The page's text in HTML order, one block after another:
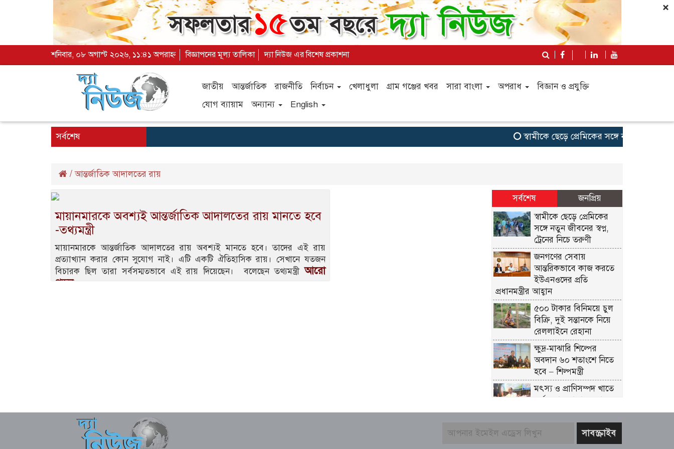
×
শনিবার, ০৮ অগাস্ট ২০২৬, ১১:৪১ অপরাহ্ন বিজ্ঞাপনের মূল্য তালিকা দ্যা নিউজ এর বিশেষ প্রকাশনা
জাতীয় আন্তর্জাতিক রাজনীতি নির্বাচন খেলাধুলা গ্রাম গঞ্জের খবর সারা বাংলা অপরাধ
বিজ্ঞান ও প্রযুক্তি
যোগ ব্যায়াম
অন্যান্য English
সর্বশেষ স্বামীকে ছেড়ে প্রেমিকের সঙ্গে নতুন জীবনের
/আন্তর্জাতিক আদালতের রায়
মায়ানমারকে অবশ্যই আন্তর্জাতিক আদালতের রায় মানতে হবে
-তথ্যমন্ত্রী
মায়ানমারকে আন্তর্জাতিক আদালতের রায় অবশ্যই মানতে হবে। তাদের এই রায়
প্রত্যাখ্যান করার কোন সুযোগ নাই। এটি একটি ঐতিহাসিক রায়। সেখানে যতজন
বিচারক ছিল তারা সর্বসম্মতভাবে এই রায় দিয়েছেন। বলেছেন তথ্যমন্ত্রীআরো
পড়ুন..
সর্বশেষ
জনপ্রিয়
স্বামীকে ছেড়ে প্রেমিকের
সঙ্গে নতুন জীবনের স্বপ্ন,
ট্রেনের নিচে তরুণী
জনগণের সেবায়
আন্তরিকভাবে কাজ করতে
ইউএনওদের প্রতি
প্রধানমন্ত্রীর আহ্বান
৫০০ টাকার বিনিময়ে চুল
বিক্রি, দুই সন্তানকে নিয়ে
রেললাইনে রেহানা
ক্ষুদ্র-মাঝারি শিল্পের
অবদান ৬০ শতাংশে নিতে
হবে – শিল্পমন্ত্রী
মৎস্য ও প্রাণিসম্পদ খাতে
কর্মসংস্থান বাড়াতে কাজ
করছে সরকার – প্রতিমন্ত্রী
যশোর সিমান্ত এলাকায়